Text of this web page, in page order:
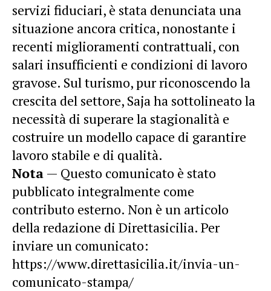
servizi fiduciari, è stata denunciata una
situazione ancora critica, nonostante i
recenti miglioramenti contrattuali, con
salari insufficienti e condizioni di lavoro
gravose. Sul turismo, pur riconoscendo la
crescita del settore, Saja ha sottolineato la
necessità di superare la stagionalità e
costruire un modello capace di garantire
lavoro stabile e di qualità.
Nota — Questo comunicato è stato
pubblicato integralmente come
contributo esterno. Non è un articolo
della redazione di Direttasicilia. Per
inviare un comunicato:
https://www.direttasicilia.it/invia-un-
comunicato-stampa/